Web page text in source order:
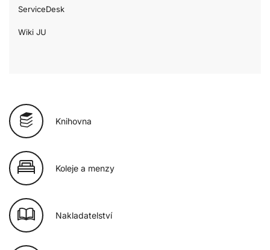
ServiceDesk
Wiki JU
Knihovna
Koleje a menzy
Nakladatelství